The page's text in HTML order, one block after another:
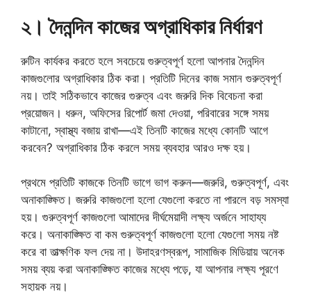
২। দৈনন্দিন কাজের অগ্রাধিকার নির্ধারণ
রুটিন কার্যকর করতে হলে সবচেয়ে গুরুত্বপূর্ণ হলো আপনার দৈনন্দিন
কাজগুলোর অগ্রাধিকার ঠিক করা। প্রতিটি দিনের কাজ সমান গুরুত্বপূর্ণ
নয়। তাই সঠিকভাবে কাজের গুরুত্ব এবং জরুরি দিক বিবেচনা করা
প্রয়োজন। ধরুন, অফিসের রিপোর্ট জমা দেওয়া, পরিবারের সঙ্গে সময়
কাটানো, স্বাস্থ্য বজায় রাখা—এই তিনটি কাজের মধ্যে কোনটি আগে
করবেন? অগ্রাধিকার ঠিক করলে সময় ব্যবহার আরও দক্ষ হয়।
প্রথমে প্রতিটি কাজকে তিনটি ভাগে ভাগ করুন—জরুরি, গুরুত্বপূর্ণ, এবং
অনাকাঙ্ক্ষিত। জরুরি কাজগুলো হলো যেগুলো করতে না পারলে বড় সমস্যা
হয়। গুরুত্বপূর্ণ কাজগুলো আমাদের দীর্ঘমেয়াদী লক্ষ্য অর্জনে সাহায্য
করে। অনাকাঙ্ক্ষিত বা কম গুরুত্বপূর্ণ কাজগুলো হলো যেগুলো সময় নষ্ট
করে বা তাত্ক্ষণিক ফল দেয় না। উদাহরণস্বরূপ, সামাজিক মিডিয়ায় অনেক
সময় ব্যয় করা অনাকাঙ্ক্ষিত কাজের মধ্যে পড়ে, যা আপনার লক্ষ্য পূরণে
সহায়ক নয়।